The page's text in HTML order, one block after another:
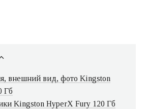
внешний вид, фото Kingston
Гб
Kingston HyperX Fury 120 Гб